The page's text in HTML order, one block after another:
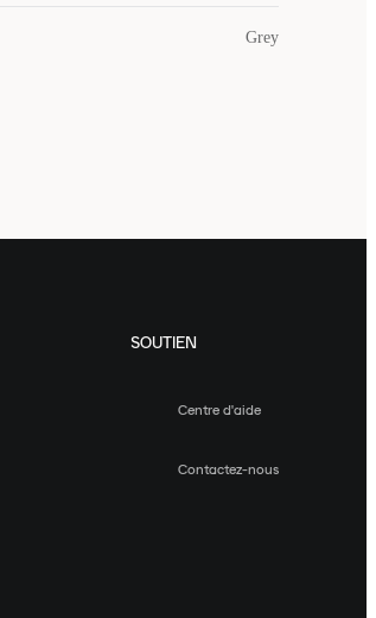
Grey
SOUTIEN
Centre d'aide
Contactez-nous